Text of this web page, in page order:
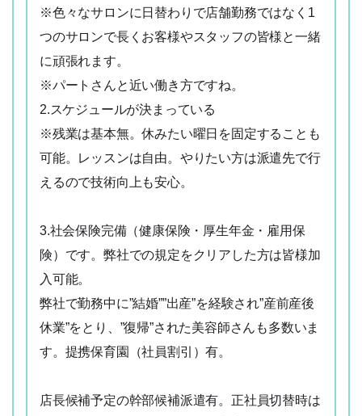
※色々なサロンに日替わりで店舗勤務ではなく1
つのサロンで長くお客様やスタッフの皆様と一緒
に頑張れます。
※パートさんと近い働き方ですね。
2.スケジュールが決まっている
※残業は基本無。休みたい曜日を固定することも
可能。レッスンは自由。やりたい方は派遣先で行
えるので技術向上も安心。
3.社会保険完備（健康保険・厚生年金・雇用保
険）です。弊社での規定をクリアした方は皆様加
入可能。
弊社で勤務中に”結婚””出産”を経験され”産前産後
休業”をとり、”復帰”された美容師さんも多数いま
す。提携保育園（社員割引）有。
店長候補予定の幹部候補派遣有。正社員切替時は